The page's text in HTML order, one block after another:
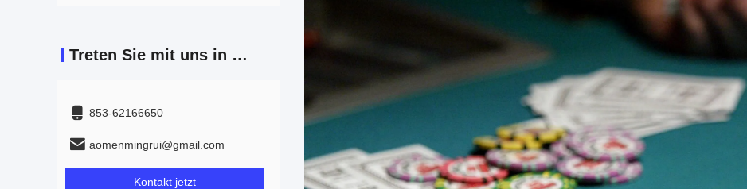
Treten Sie mit uns in Verbindung
853-62166650‬
aomenmingrui@gmail.com
Kontakt jetzt